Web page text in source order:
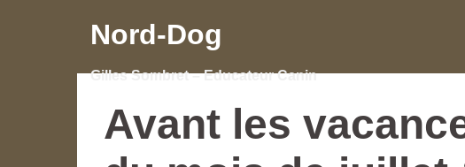
Nord-Dog
Gilles Sombret – Educateur Canin
Avant les